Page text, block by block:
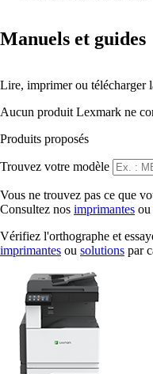
Manuels et guides
Lire, imprimer ou télécharger
Aucun produit Lexmark ne
Produits proposés
Trouvez votre modèle
Vous ne trouvez pas ce que
Consultez nos imprimantes ou
Vérifiez l'orthographe et
imprimantes ou solutions par